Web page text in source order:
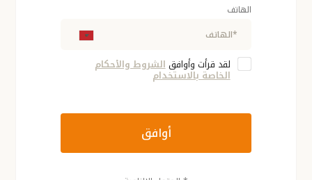
الهاتف
لقد قرأت وأوافقالشروط والأحكام
الخاصة بالاستخدام
أوافق